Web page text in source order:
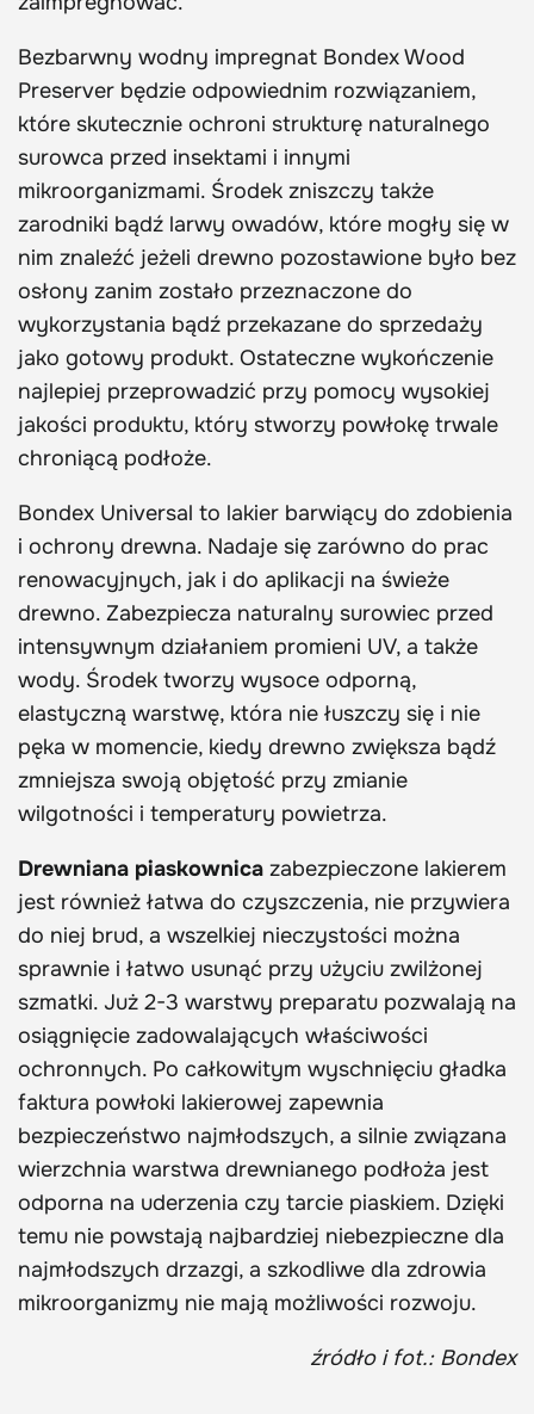
Bezbarwny wodny impregnat Bondex Wood
Preserver będzie odpowiednim rozwiązaniem,
które skutecznie ochroni strukturę naturalnego
surowca przed insektami i innymi
mikroorganizmami. Środek zniszczy także
zarodniki bądź larwy owadów, które mogły się w
nim znaleźć jeżeli drewno pozostawione było bez
osłony zanim zostało przeznaczone do
wykorzystania bądź przekazane do sprzedaży
jako gotowy produkt. Ostateczne wykończenie
najlepiej przeprowadzić przy pomocy wysokiej
jakości produktu, który stworzy powłokę trwale
chroniącą podłoże.
Bondex Universal to lakier barwiący do zdobienia
i ochrony drewna. Nadaje się zarówno do prac
renowacyjnych, jak i do aplikacji na świeże
drewno. Zabezpiecza naturalny surowiec przed
intensywnym działaniem promieni UV, a także
wody. Środek tworzy wysoce odporną,
elastyczną warstwę, która nie łuszczy się i nie
pęka w momencie, kiedy drewno zwiększa bądź
zmniejsza swoją objętość przy zmianie
wilgotności i temperatury powietrza.
Drewniana piaskownica zabezpieczone lakierem
jest również łatwa do czyszczenia, nie przywiera
do niej brud, a wszelkiej nieczystości można
sprawnie i łatwo usunąć przy użyciu zwilżonej
szmatki. Już 2-3 warstwy preparatu pozwalają na
osiągnięcie zadowalających właściwości
ochronnych. Po całkowitym wyschnięciu gładka
faktura powłoki lakierowej zapewnia
bezpieczeństwo najmłodszych, a silnie związana
wierzchnia warstwa drewnianego podłoża jest
odporna na uderzenia czy tarcie piaskiem. Dzięki
temu nie powstają najbardziej niebezpieczne dla
najmłodszych drzazgi, a szkodliwe dla zdrowia
mikroorganizmy nie mają możliwości rozwoju.
źródło i fot.: Bondex